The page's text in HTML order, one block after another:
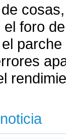
foro